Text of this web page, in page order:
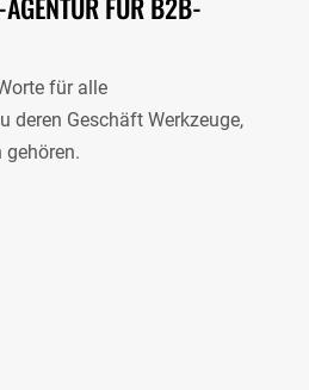
für alle
deren Geschäft Werkzeuge,